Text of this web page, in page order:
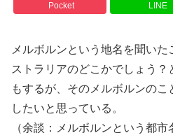
Pocket LINE
メルボルンという地名を聞い
ストラリアのどこかでしょう
もするが、そのメルボルンの
したいと思っている。
（余談：メルボルンという都